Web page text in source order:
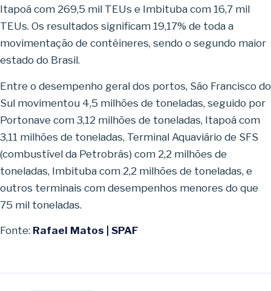
Itapoá com 269,5 mil TEUs e Imbituba com 16,7 mil
TEUs. Os resultados significam 19,17% de toda a
movimentação de contêineres, sendo o segundo maior
estado do Brasil.
Entre o desempenho geral dos portos, São Francisco do
Sul movimentou 4,5 milhões de toneladas, seguido por
Portonave com 3,12 milhões de toneladas, Itapoá com
3,11 milhões de toneladas, Terminal Aquaviário de SFS
(combustível da Petrobrás) com 2,2 milhões de
toneladas, Imbituba com 2,2 milhões de toneladas, e
outros terminais com desempenhos menores do que
75 mil toneladas.
Fonte: Rafael Matos | SPAF